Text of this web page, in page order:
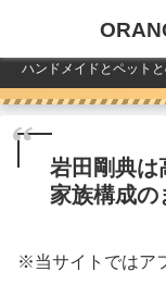
ハンドメイドとペット
岩田剛典は
家族構成の
※当サイトではア